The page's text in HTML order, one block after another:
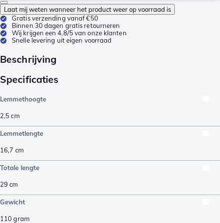
Laat mij weten wanneer het product weer op voorraad is
Gratis verzending vanaf €50
Binnen 30 dagen gratis retourneren
Wij krijgen een 4,8/5 van onze klanten
Snelle levering uit eigen voorraad
Beschrijving
Specificaties
Lemmethoogte
2,5cm
Lemmetlengte
16,7 cm
Totale lengte
29 cm
Gewicht
110gram